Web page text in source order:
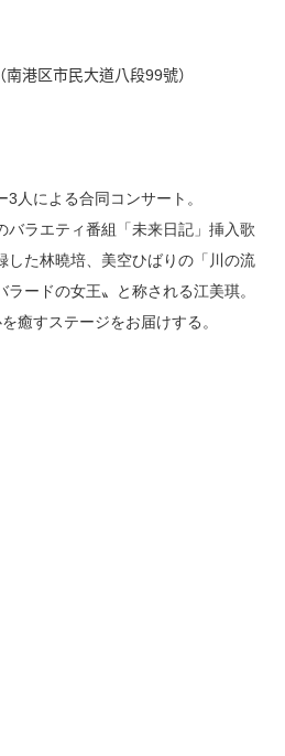
（南港区市民大道八段99號）
人による合同コンサート。
バラエティ番組「未来日記」挿入歌
した林曉培、美空ひばりの「川の流
ードの女王〟と称される江美琪。
癒すステージをお届けする。